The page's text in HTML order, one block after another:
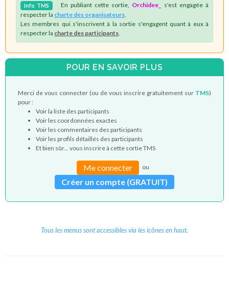
Info TMS En publiant cette sortie, Orchidee_
s'est engagée à
respecter la charte des organisateurs
Les membres qui s'inscrivent à la sortie s'engagent quant à eux à
respecter la charte des participants
POUR EN SAVOIR PLUS
Merci de vous connecter (ou de vous inscrire gratuitement sur TMS)
pour :
Voir la liste des participants
Voir les coordonnées exactes
Voir les commentaires des participants
Voir les profils détaillés des participants
Et bien sûr... vous inscrire à cette sortie TMS
Me connecter ou
Créer un compte (GRATUIT)
Tous les menus sont accessibles via les icônes en haut.